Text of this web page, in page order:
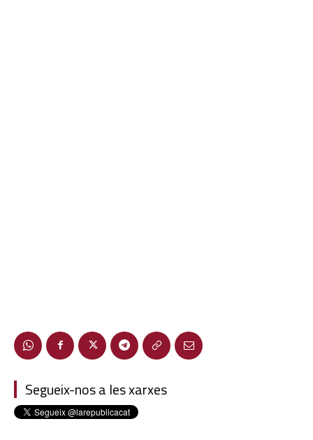
Segueix-nos a les xarxes